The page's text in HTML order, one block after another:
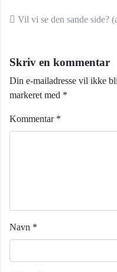
Indlæg
Vil vi se den sande side?
Skriv en kommentar
Din e-mailadresse vil ikke
markeret med *
Kommentar *
Navn *